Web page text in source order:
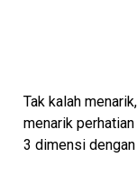
Tak kalah
menarik
3 dimensi